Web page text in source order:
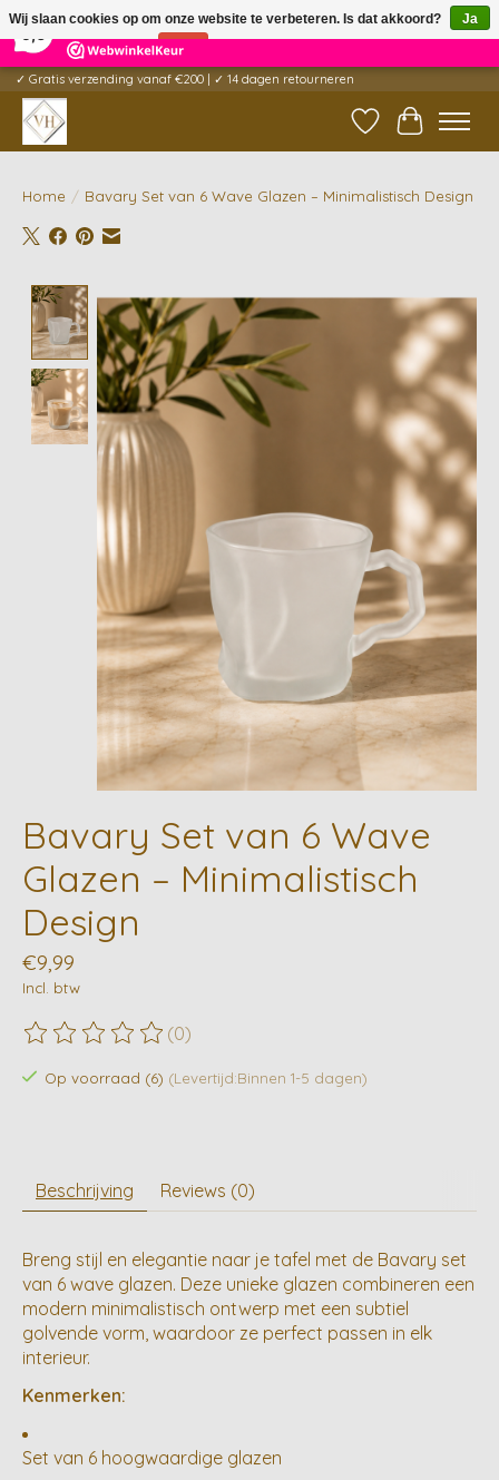
5 Reviews ×
✓ Gratis verzending vanaf €200 | ✓ 14 dagen retourneren
Verlanglijst
Home / Bavary Set van 6 Wave Glazen – Minimalistisch Design
Product image slideshow Items
Bavary Set van 6 Wave
Glazen – Minimalistisch
Design
€9,99
Incl. btw
De beoordeling van dit product is
(0)
Op voorraad (6) (Levertijd:Binnen 1-5 dagen)
Beschrijving Reviews (0)
Breng stijl en elegantie naar je tafel met de Bavary set
van 6 wave glazen. Deze unieke glazen combineren een
modern minimalistisch ontwerp met een subtiel
golvende vorm, waardoor ze perfect passen in elk
interieur.
Kenmerken:
Set van 6 hoogwaardige glazen
Wij slaan cookies op om onze website te verbeteren. Is dat akkoord?
Ja
Nee